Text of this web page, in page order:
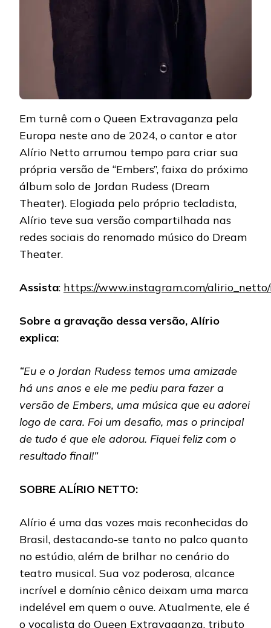
Em turnê com o Queen Extravaganza pela
Europa neste ano de 2024, o cantor e ator
Alírio Netto arrumou tempo para criar sua
própria versão de “Embers”, faixa do próximo
álbum solo de Jordan Rudess (Dream
Theater). Elogiada pelo próprio tecladista,
Alírio teve sua versão compartilhada nas
redes sociais do renomado músico do Dream
Theater.
Assista: https://www.instagram.com/
Sobre a gravação dessa versão, Alírio
explica:
“Eu e o Jordan Rudess temos uma amizade
há uns anos e ele me pediu para fazer a
versão de Embers, uma música que eu adorei
logo de cara. Foi um desafio, mas o principal
de tudo é que ele adorou. Fiquei feliz com o
resultado final!”
SOBRE ALÍRIO NETTO:
Alírio é uma das vozes mais reconhecidas do
Brasil, destacando-se tanto no palco quanto
no estúdio, além de brilhar no cenário do
teatro musical. Sua voz poderosa, alcance
incrível e domínio cênico deixam uma marca
indelével em quem o ouve. Atualmente, ele é
o vocalista do Queen Extravaganza, tributo